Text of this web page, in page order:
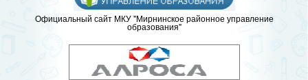
Официальный сайт МКУ "Мирнинское районное управление
образования"